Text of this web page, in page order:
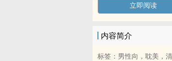
立即阅读
内容简介
标签：男性向，‍耽‍美‍‌‍，清